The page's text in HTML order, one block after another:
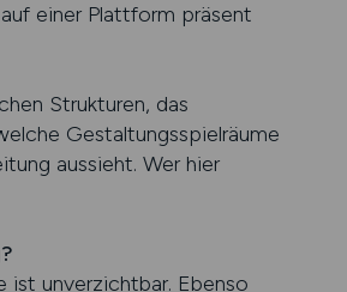
einer Plattform präsent
Strukturen, das
Gestaltungsspielräume
aussieht. Wer hier
ist unverzichtbar. Ebenso